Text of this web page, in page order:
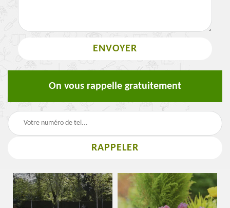
On vous rappelle gratuitement